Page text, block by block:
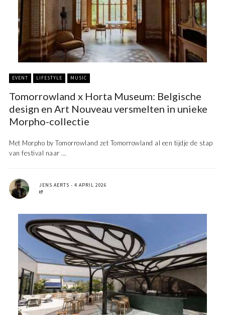
EVENT LIFESTYLE MUSIC
Tomorrowland x Horta Museum: Belgische
design en Art Nouveau versmelten in unieke
Morpho-collectie
Met Morpho by Tomorrowland zet Tomorrowland al een tijdje de stap
van festival naar ...
JENS AERTS 4 APRIL 2026